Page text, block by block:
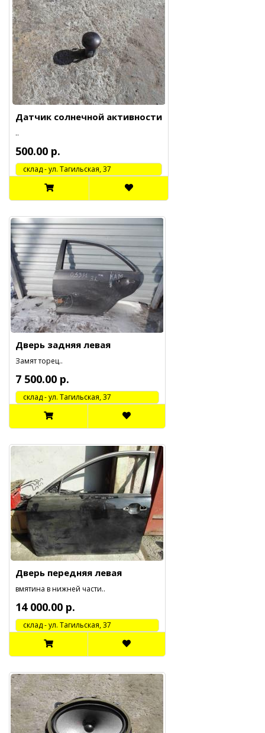
Датчик солнечной активности
..
500.00 р.
cклад - ул. Тагильская, 37
Дверь задняя левая
Замят торец..
7 500.00 р.
cклад - ул. Тагильская, 37
Дверь передняя левая
вмятина в нижней части..
14 000.00 р.
cклад - ул. Тагильская, 37